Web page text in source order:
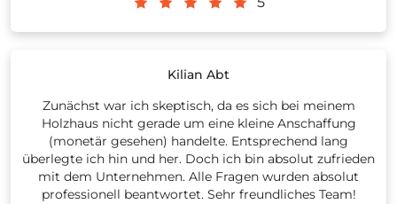
Kilian Abt
Zunächst war ich skeptisch, da es sich bei meinem
Holzhaus nicht gerade um eine kleine Anschaffung
(monetär gesehen) handelte. Entsprechend lang
überlegte ich hin und her. Doch ich bin absolut zufrieden
mit dem Unternehmen. Alle Fragen wurden absolut
professionell beantwortet. Sehr freundliches Team!